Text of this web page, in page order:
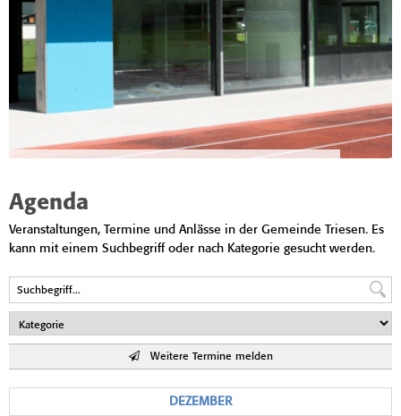
Agenda
Veranstaltungen, Termine und Anlässe in der Gemeinde Triesen. Es
kann mit einem Suchbegriff oder nach Kategorie gesucht werden.
Weitere Termine melden
DEZEMBER